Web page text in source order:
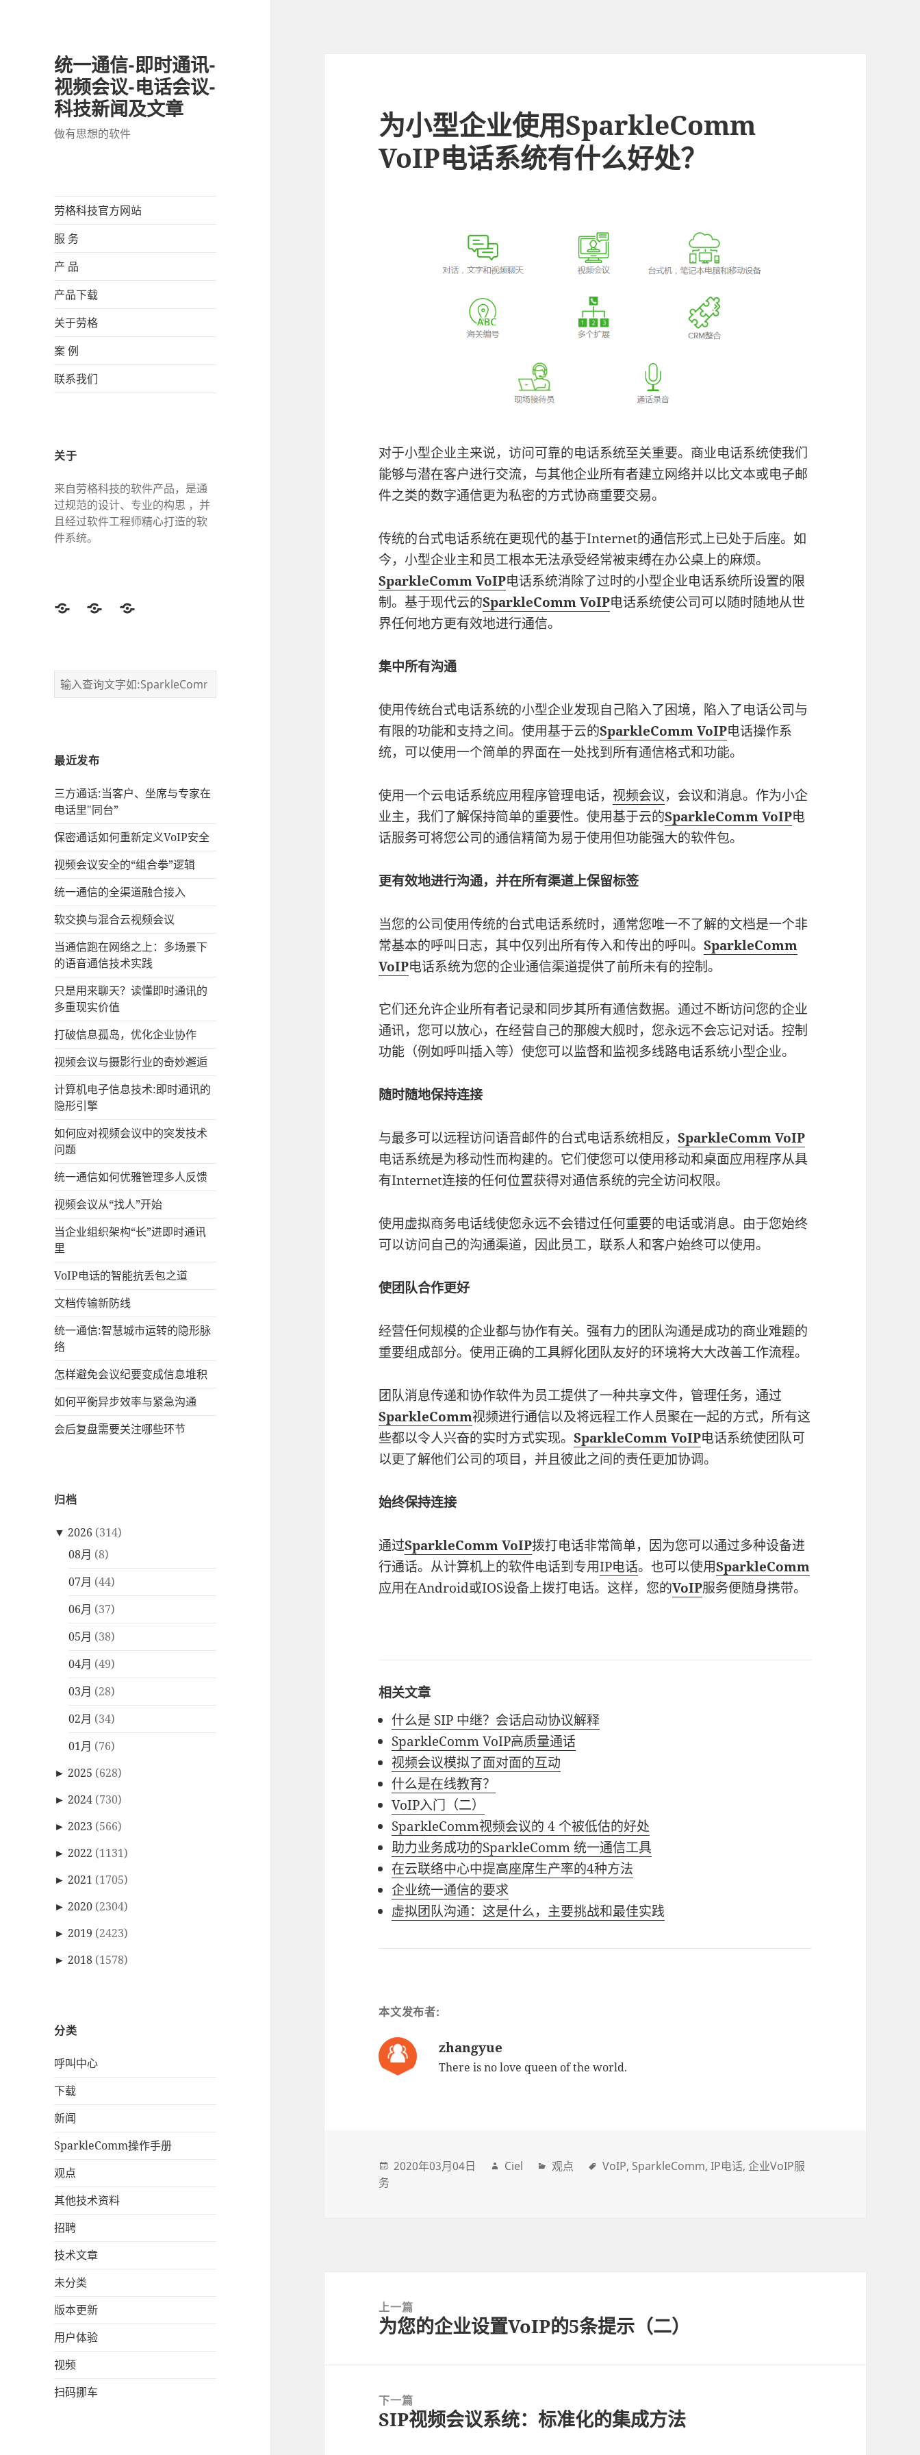
统一通信-即时通讯-
视频会议-电话会议-
科技新闻及文章
做有思想的软件
劳格科技官方网站
服 务
产 品
产品下载
关于劳格
案 例
联系我们
关于
来自劳格科技的软件产品，是通
过规范的设计、专业的构思 ，并
且经过软件工程师精心打造的软
件系统。
TwitterFacebookGoogle
最近发布
三方通话:当客户、坐席与专家在
电话里"同台”
保密通话如何重新定义VoIP安全
视频会议安全的“组合拳”逻辑
统一通信的‌全渠道融合接入
软交换与混合云视频会议
当通信跑在网络之上：多场景下
的语音通信技术实践
只是用来聊天？读懂即时通讯的
多重现实价值
打破信息孤岛，优化企业协作
视频会议与摄影行业的奇妙邂逅
计算机电子信息技术:即时通讯的
隐形引擎
如何应对视频会议中的突发技术
问题
统一通信如何优雅管理多人反馈
视频会议从“找人”开始
当企业组织架构“长”进即时通讯
里
VoIP电话的智能抗丢包之道
文档传输新防线
统一通信:智慧城市运转的隐形脉
络
怎样避免会议纪要变成信息堆积
如何平衡异步效率与紧急沟通
会后复盘需要关注哪些环节
归档
▼ 2026 (314)
08月 (8)
07月 (44)
06月 (37)
05月 (38)
04月 (49)
03月 (28)
02月 (34)
01月 (76)
► 2025 (628)
► 2024 (730)
► 2023 (566)
► 2022 (1131)
► 2021 (1705)
► 2020 (2304)
► 2019 (2423)
► 2018 (1578)
分类
呼叫中心
下载
新闻
SparkleComm操作手册
观点
其他技术资料
招聘
技术文章
未分类
版本更新
用户体验
视频
扫码挪车
为小型企业使用SparkleComm
VoIP电话系统有什么好处？
对于小型企业主来说，访问可靠的电话系统至关重要。商业电话系统使我们
能够与潜在客户进行交流，与其他企业所有者建立网络并以比文本或电子邮
件之类的数字通信更为私密的方式协商重要交易。
传统的台式电话系统在更现代的基于Internet的通信形式上已处于后座。如
今，小型企业主和员工根本无法承受经常被束缚在办公桌上的麻烦。
SparkleComm VoIP电话系统消除了过时的小型企业电话系统所设置的限
制。基于现代云的SparkleComm VoIP电话系统使公司可以随时随地从世
界任何地方更有效地进行通信。
集中所有沟通
使用传统台式电话系统的小型企业发现自己陷入了困境，陷入了电话公司与
有限的功能和支持之间。使用基于云的SparkleComm VoIP电话操作系
统，可以使用一个简单的界面在一处找到所有通信格式和功能。
使用一个云电话系统应用程序管理电话， 视频会议，会议和消息。作为小企
业主，我们了解保持简单的重要性。使用基于云的SparkleComm VoIP电
话服务可将您公司的通信精简为易于使用但功能强大的软件包。
更有效地进行沟通，并在所有渠道上保留标签
当您的公司使用传统的台式电话系统时，通常您唯一不了解的文档是一个非
常基本的呼叫日志，其中仅列出所有传入和传出的呼叫。SparkleComm
VoIP电话系统为您的企业通信渠道提供了前所未有的控制。
它们还允许企业所有者记录和同步其所有通信数据。通过不断访问您的企业
通讯，您可以放心，在经营自己的那艘大舰时，您永远不会忘记对话。控制
功能（例如呼叫插入等）使您可以监督和监视多线路电话系统小型企业。
随时随地保持连接
与最多可以远程访问语音邮件的台式电话系统相反，SparkleComm VoIP
电话系统是为移动性而构建的。它们使您可以使用移动和桌面应用程序从具
有Internet连接的任何位置获得对通信系统的完全访问权限。
使用虚拟商务电话线使您永远不会错过任何重要的电话或消息。由于您始终
可以访问自己的沟通渠道，因此员工，联系人和客户始终可以使用。
使团队合作更好
经营任何规模的企业都与协作有关。强有力的团队沟通是成功的商业难题的
重要组成部分。使用正确的工具孵化团队友好的环境将大大改善工作流程。
团队消息传递和协作软件为员工提供了一种共享文件，管理任务，通过
SparkleComm视频进行通信以及将远程工作人员聚在一起的方式，所有这
些都以令人兴奋的实时方式实现。SparkleComm VoIP电话系统使团队可
以更了解他们公司的项目，并且彼此之间的责任更加协调。
始终保持连接
通过SparkleComm VoIP拨打电话非常简单，因为您可以通过多种设备进
行通话。从计算机上的软件电话到专用IP电话。也可以使用SparkleComm
应用在Android或IOS设备上拨打电话。这样，您的VoIP服务便随身携带。
相关文章
什么是 SIP 中继？会话启动协议解释
SparkleComm VoIP高质量通话
视频会议模拟了面对面的互动
什么是在线教育？
VoIP入门（二）
SparkleComm视频会议的 4 个被低估的好处
助力业务成功的SparkleComm 统一通信工具
在云联络中心中提高座席生产率的4种方法
企业统一通信的要求
虚拟团队沟通：这是什么，主要挑战和最佳实践
本文发布者:
zhangyue
There is no love queen of the world.
2020年03月04日 Ciel 观点 VoIP SparkleComm IP电话 企业VoIP服
务
navigation上一篇
上
章:
为您的企业设置VoIP的5条提示（二）
下一篇
下
SIP视频会议系统：标准化的集成方法